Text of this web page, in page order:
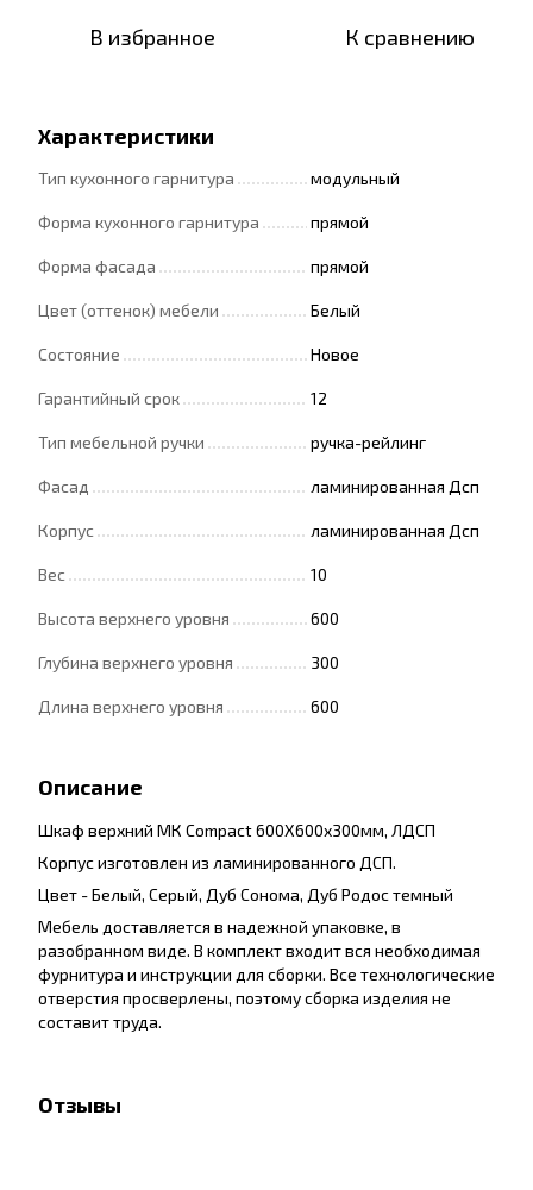
В избранное К сравнению
Характеристики
Тип кухонного гарнитура модульный
Форма кухонного гарнитура прямой
Форма фасада прямой
Цвет (оттенок) мебели Белый
Состояние Новое
Гарантийный срок 12
Тип мебельной ручки ручка-рейлинг
Фасад ламинированная Дсп
Корпус ламинированная Дсп
Вес 10
Высота верхнего уровня 600
Глубина верхнего уровня 300
Длина верхнего уровня 600
Описание
Шкаф верхний МК Compact 600Х600х300мм, ЛДСП
Корпус изготовлен из ламинированного ДСП.
Цвет -Белый, Серый, Дуб Сонома, Дуб Родос темный
Мебель доставляется в надежной упаковке, в
разобранном виде. В комплект входит вся необходимая
фурнитура и инструкции для сборки. Все технологические
отверстия просверлены, поэтому сборка изделия не
составит труда.
Отзывы